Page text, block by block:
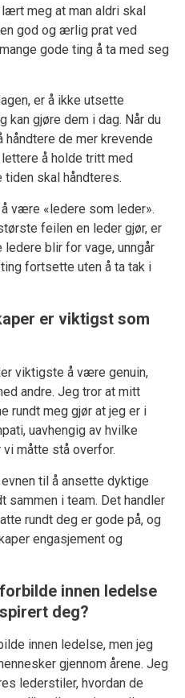
meg at man aldri skal
god og ærlig prat ved
gode ting å ta med seg
er å ikke utsette
kan gjøre dem i dag. Når du
de mer krevende
å holde tritt med
skal håndteres.
være «ledere som leder».
feilen en leder gjør, er
ledere blir for vage, unngår
fortsette uten å ta tak i
er viktigst som
viktigste å være genuin,
andre. Jeg tror at mitt
rundt meg gjør at jeg er i
uavhengig av hvilke
måtte stå overfor.
til å ansette dyktige
sammen i team. Det handler
rundt deg er gode på, og
engasjement og
innen ledelse
deg?
innen ledelse, men jeg
gjennom årene. Jeg
lederstiler, hvordan de